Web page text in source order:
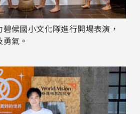
候國小文化隊進行開場表演，
氣。